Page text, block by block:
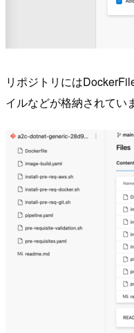
リポジトリには
イルなどが格納されてい